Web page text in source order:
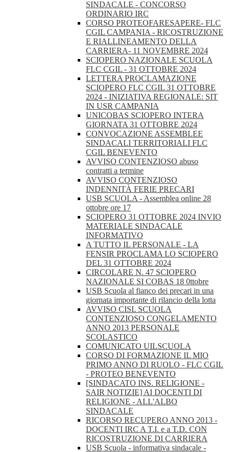
SINDACALE - CONCORSO
ORDINARIO IRC
CORSO PROTEOFARESAPERE- FLC
CGIL CAMPANIA - RICOSTRUZIONE
E RIALLINEAMENTO DELLA
CARRIERA- 11 NOVEMBRE 2024
SCIOPERO NAZIONALE SCUOLA
FLC CGIL - 31 OTTOBRE 2024
LETTERA PROCLAMAZIONE
SCIOPERO FLC CGIL 31 OTTOBRE
2024 - INIZIATIVA REGIONALE: SIT
IN USR CAMPANIA
UNICOBAS SCIOPERO INTERA
GIORNATA 31 OTTOBRE 2024
CONVOCAZIONE ASSEMBLEE
SINDACALI TERRITORIALI FLC
CGIL BENEVENTO
AVVISO CONTENZIOSO abuso
contratti a termine
AVVISO CONTENZIOSO
INDENNITÀ FERIE PRECARI
USB SCUOLA - Assemblea online 28
ottobre ore 17
SCIOPERO 31 OTTOBRE 2024 INVIO
MATERIALE SINDACALE
INFORMATIVO
A TUTTO IL PERSONALE - LA
FENSIR PROCLAMA LO SCIOPERO
DEL 31 OTTOBRE 2024
CIRCOLARE N. 47 SCIOPERO
NAZIONALE SI COBAS 18 0ttobre
USB Scuola al fianco dei precari in una
giornata importante di rilancio della lotta
AVVISO CISL SCUOLA
CONTENZIOSO CONGELAMENTO
ANNO 2013 PERSONALE
SCOLASTICO
COMUNICATO UILSCUOLA
CORSO DI FORMAZIONE IL MIO
PRIMO ANNO DI RUOLO - FLC CGIL
- PROTEO BENEVENTO
[SINDACATO INS. RELIGIONE -
SAIR NOTIZIE] AI DOCENTI DI
RELIGIONE - ALL'ALBO
SINDACALE
RICORSO RECUPERO ANNO 2013 -
DOCENTI IRC A T.I. e a T.D. CON
RICOSTRUZIONE DI CARRIERA
USB Scuola - informativa sindacale -